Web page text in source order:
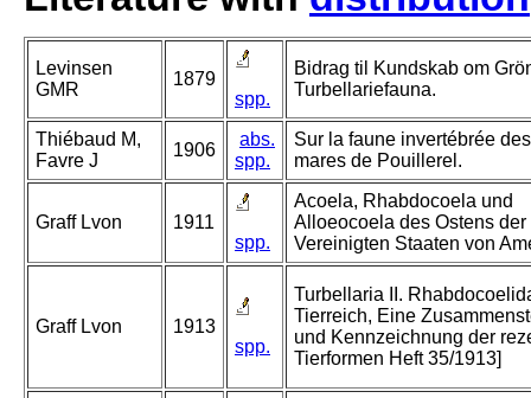
Levinsen
GMR
1879
spp.
Bidrag til Kundskab om
Turbellariefauna.
Thiébaud M,
Favre J
1906
abs.
spp.
Sur la faune invertébrée des
mares de Pouillerel.
Graff Lvon
1911
spp.
Acoela, Rhabdocoela und
Alloeocoela des Ostens der
Vereinigten Staaten von
Graff Lvon
1913
spp.
Turbellaria II.
Tierreich, Eine
und Kennzeichnung der
Tierformen Heft 35/1913]